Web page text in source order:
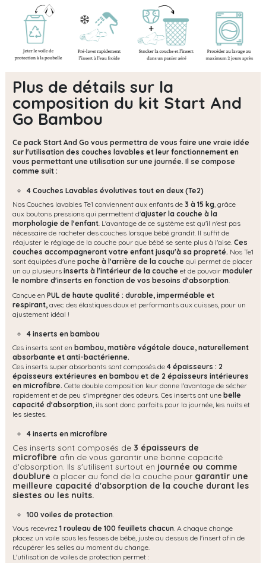
Plus de détails sur la
composition du kit Start And
Go Bambou
Ce pack Start And Go vous permettra de vous faire une vraie idée
sur l'utilisation des couches lavables et leur fonctionnement en
vous permettant une utilisation sur une journée. Il se compose
comme suit :
4 Couches Lavables évolutives tout en deux (Te2)
Nos Couches lavables Te1 conviennent aux enfants de 3 à 15 kg , grâce
aux boutons pressions qui permettent d'ajuster la couche à la
morphologie de l'enfant . L'avantage de ce système est qu'il n'est pas
nécessaire de racheter des couches lorsque bébé grandit. Il suffit de
réajuster le réglage de la couche pour que bébé se sente plus à l'aise. Ces
couches accompagneront votre enfant jusqu'à sa propreté. Nos Te1
sont équipées d'une poche à l'arrière de la couche qui permet de placer
un ou plusieurs inserts à l'intérieur de la couche et de pouvoir moduler
le nombre d'inserts en fonction de vos besoins d'absorption
Conçue en PUL de haute qualité : durable, imperméable et
respirant, avec des élastiques doux et performants aux cuisses, pour un
ajustement idéal !
4 inserts en bambou
Ces inserts sont en bambou, matière végétale douce, naturellement
absorbante et anti-bactérienne.
Ces inserts super absorbants sont composés de 4 épaisseurs : 2
épaisseurs extérieures en bambou et de 2 épaisseurs intérieures
en microfibre. Cette double composition leur donne l'avantage de sécher
rapidement et de peu s'imprégner des odeurs. Ces inserts ont une belle
capacité d'absorption, ils sont donc parfaits pour la journée, les nuits et
les siestes.
4 inserts en microfibre
Ces inserts sont composés de 3 épaisseurs de
microfibre afin de vous garantir une bonne capacité
d'absorption. Ils s'utilisent surtout en journée ou comme
doublure à placer au fond de la couche pour garantir une
meilleure capacité d'absorption de la couche durant les
siestes ou les nuits.
100 voiles de protection.
Vous recevrez 1 rouleau de 100 feuillets chacun. A chaque change
placez un voile sous les fesses de bébé, juste au dessus de l'insert afin de
récupérer les selles au moment du change.
L'utilisation de voiles de protection permet :